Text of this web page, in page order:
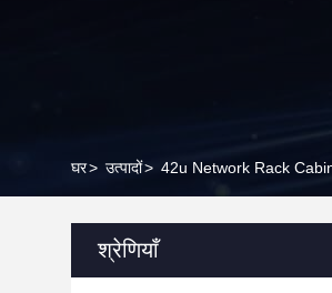
घर> उत्पादों> 42u Network Rack
श्रेणियाँ